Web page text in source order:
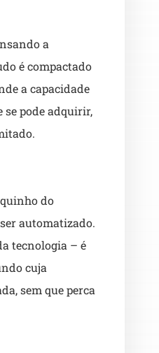
a
é compactado
a capacidade
se pode adquirir,
do
automatizado.
tecnologia – é
cuja
sem que perca